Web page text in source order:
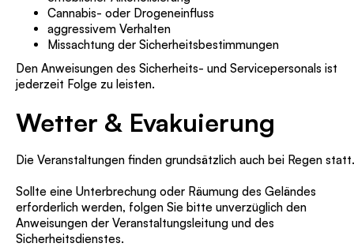
Cannabis- oder Drogeneinfluss
aggressivem Verhalten
Missachtung der Sicherheitsbestimmungen
Den Anweisungen des Sicherheits- und Servicepersonals ist
jederzeit Folge zu leisten.
Wetter & Evakuierung
Die Veranstaltungen finden grundsätzlich auch bei Regen statt.
Sollte eine Unterbrechung oder Räumung des Geländes
erforderlich werden, folgen Sie bitte unverzüglich den
Anweisungen der Veranstaltungsleitung und des
Sicherheitsdienstes.